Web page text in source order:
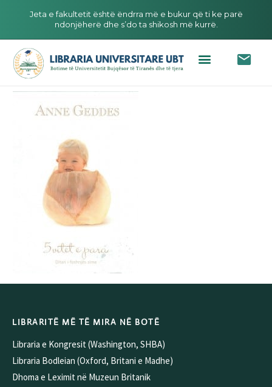
Jeta e fakultetit është ëndrra më e bukur që ti ke parë
ndonjëherë dhe s’do ta shikosh më kurrë.
LIBRARITË MË TË MIRA NË BOTË
Libraria e Kongresit (Washington, SHBA)
Libraria Bodleian (Oxford, Britani e Madhe)
Dhoma e Leximit në Muzeun Britanik